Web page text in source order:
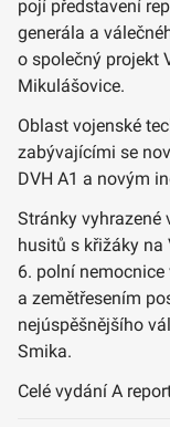
pojí představení
generála a
o společný projekt
Mikulášovice.
Oblast vojenské
zabývajícími se
DVH A1 a novým
Stránky
husitů s křižáky na
6. polní
a zemětřesením
nejúspěšnějšího
Smika.
Celé vydání A